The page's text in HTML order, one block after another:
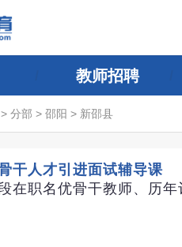
教师招聘
> 分部 > 邵阳 > 新邵县
干人才引进面试辅导课
在职名优骨干教师、历年